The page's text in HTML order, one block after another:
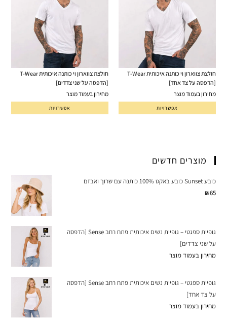
חולצת צווארון וי כותנה איכותית T-Wear
[הדפסה על צד אחד]
מחירון בעמוד מוצר
אפשרויות
חולצת צווארון וי כותנה איכותית T-Wear
[הדפסה על שני צדדים]
מחירון בעמוד מוצר
אפשרויות
מוצרים חדשים
כובע Sunset כובע באקט 100% כותנה עם שרוך ואבזם
₪65
גופיית ספגטי – גופיית נשים איכותית פתח רחב Sense [הדפסה
על שני צדדים]
מחירון בעמוד מוצר
גופיית ספגטי – גופיית נשים איכותית פתח רחב Sense [הדפסה
על צד אחד]
מחירון בעמוד מוצר